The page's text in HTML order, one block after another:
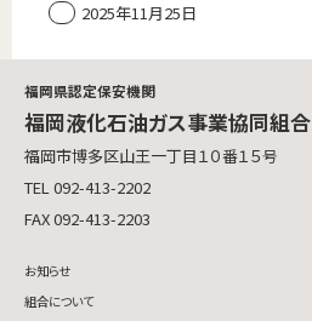
2025年11月25日
福岡県認定保安機関
福岡液化石油ガス事業協同組合
福岡市博多区山王一丁目１０番１５号
TEL 092-413-2202
FAX 092-413-2203
お知らせ
組合について